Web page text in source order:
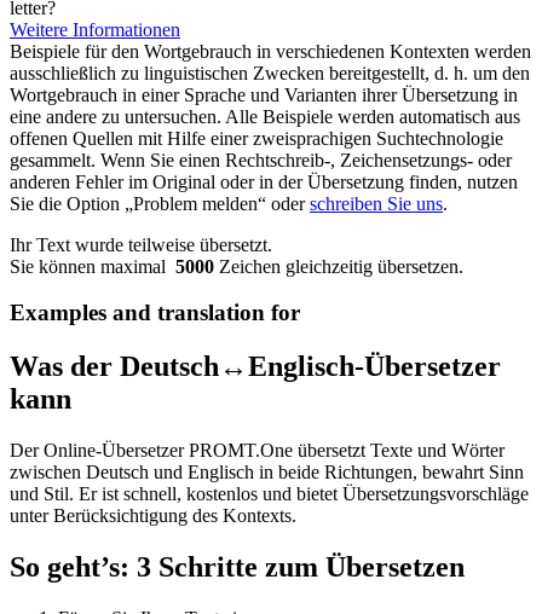
letter?
Weitere Informationen
Beispiele für den Wortgebrauch in verschiedenen Kontexten werden
ausschließlich zu linguistischen Zwecken bereitgestellt, d. h. um den
Wortgebrauch in einer Sprache und Varianten ihrer Übersetzung in
eine andere zu untersuchen. Alle Beispiele werden automatisch aus
offenen Quellen mit Hilfe einer zweisprachigen Suchtechnologie
gesammelt. Wenn Sie einen Rechtschreib-, Zeichensetzungs- oder
anderen Fehler im Original oder in der Übersetzung finden, nutzen
Sie die Option „Problem melden“ oderschreiben Sie uns.
Ihr Text wurde teilweise übersetzt.
Sie können maximal 5000 Zeichen gleichzeitig übersetzen.
Examples and translation for
Was der Deutsch↔Englisch-Übersetzer
kann
Der Online-Übersetzer PROMT.One übersetzt Texte und Wörter
zwischen Deutsch und Englisch in beide Richtungen, bewahrt Sinn
und Stil. Er ist schnell, kostenlos und bietet Übersetzungsvorschläge
unter Berücksichtigung des Kontexts.
So geht’s: 3 Schritte zum Übersetzen